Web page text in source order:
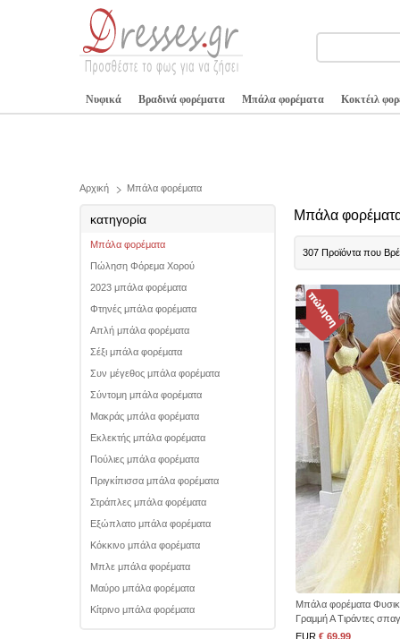
Νυφικά Βραδινά φορέματα Μπάλα φορέματα Κοκτέιλ
Αρχική Μπάλα φορέματα
κατηγορία
Μπάλα φορέματα
Πώληση Φόρεμα Χορού
2023 μπάλα φορέματα
Φτηνές μπάλα φορέματα
Απλή μπάλα φορέματα
Σέξι μπάλα φορέματα
Συν μέγεθος μπάλα φορέματα
Σύντομη μπάλα φορέματα
Μακράς μπάλα φορέματα
Εκλεκτής μπάλα φορέματα
Πούλιες μπάλα φορέματα
Πριγκίπισσα μπάλα φορέματα
Στράπλες μπάλα φορέματα
Εξώπλατο μπάλα φορέματα
Κόκκινο μπάλα φορέματα
Μπλε μπάλα φορέματα
Μαύρο μπάλα φορέματα
Κίτρινο μπάλα φορέματα
Μπάλα
307 Προϊόντα που
Μπάλα φορέματα
Γραμμή Α Τιράντες
EUR € 69,99